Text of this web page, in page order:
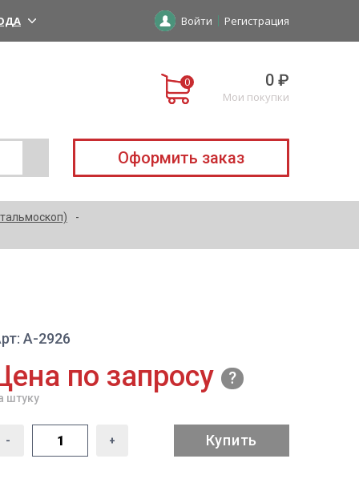
Войти Регистрация
0 ₽
Мои покупки
Оформить заказ
A-2926
по запросу
штуку
- + Купить